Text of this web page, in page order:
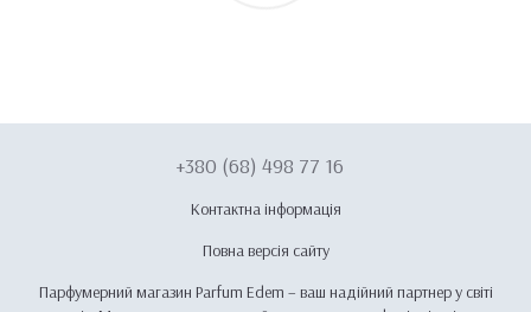
+380 (68) 498 77 16
Контактна інформація
Повна версія сайту
Парфумерний магазин Parfum Edem – ваш надійний партнер у світі